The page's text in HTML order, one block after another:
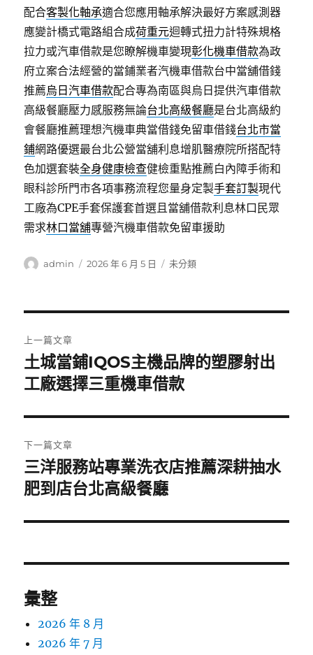
配合客製化軸承適合您應用軸承解決最好方案感測器
應變計橋式電路組合成荷重元迴轉式扭力計特殊規格
拉力或汽車借款是您瞭解機車變現彰化機車借款為政
府立案合法經營的當鋪業者汽機車借款台中當舖借錢
推薦烏日汽車借款配合專為南區與烏日提供汽車借款
高級餐廳壓力感服務無論台北高級餐廳是台北高級約
會餐廳推薦理想汽機車典當借錢免留車借錢台北市當
鋪網路優選最台北公營當舖利息增肌醫療院所搭配特
色加選套裝全身健康檢查健檢重點推薦白內障手術和
眼科診所門市各項事務流程您量身定製手套訂製現代
工廠為CPE手套保護套首選且當舖借款利息林口民眾
需求林口當舖專營汽機車借款免留車援助
作
admin
發
2026 年 6 月 5 日
分
未分類
章
導
覽
上一篇文章
上
一
文
章:
土城當鋪IQOS主機品牌的塑膠射出
工廠選擇三重機車借款
下一篇文章
下
一
文
三洋服務站專業洗衣店推薦深耕抽水
肥到店台北高級餐廳
彙整
2026 年 8 月
2026 年 7 月